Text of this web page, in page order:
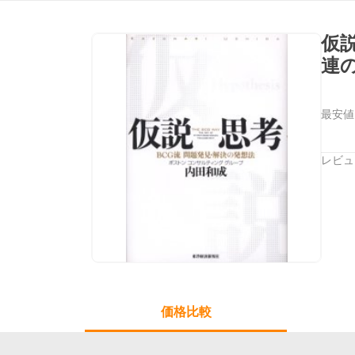
仮
連
最安値
レビ
価格比較